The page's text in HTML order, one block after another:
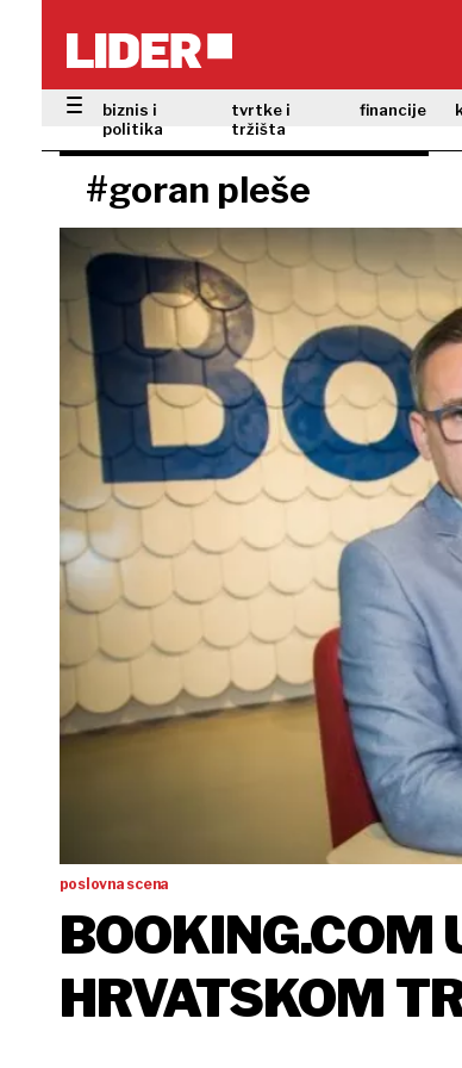
biznis i
politika
tvrtke i
tržišta
financije
#goran pleše
poslovna scena
BOOKING.COM
HRVATSKOM